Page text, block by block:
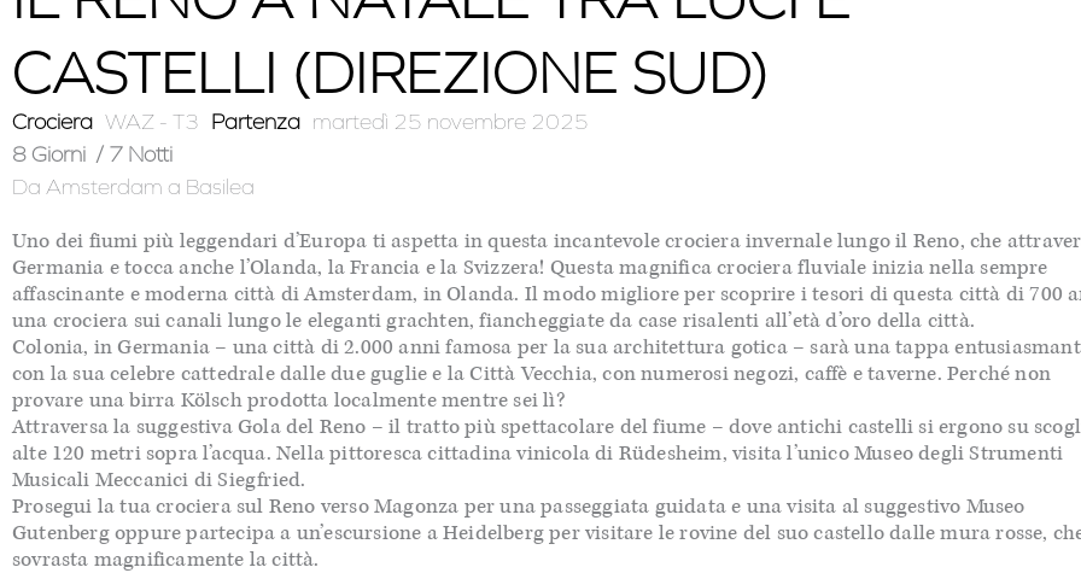
CASTELLI (DIREZIONE SUD)
Crociera WAZ - T3 Partenza martedì 25 novembre 2025
8 Giorni / 7 Notti
Da Amsterdam a Basilea
Uno dei fiumi più leggendari d’Europa ti aspetta in questa incantevole crociera invernale lungo il Reno, che
Germania e tocca anche l’Olanda, la Francia e la Svizzera! Questa magnifica crociera fluviale inizia nella sempre
affascinante e moderna città di Amsterdam, in Olanda. Il modo migliore per scoprire i tesori di questa città di 700
una crociera sui canali lungo le eleganti grachten, fiancheggiate da case risalenti all’età d’oro della città.
Colonia, in Germania – una città di 2.000 anni famosa per la sua architettura gotica – sarà una tappa
con la sua celebre cattedrale dalle due guglie e la Città Vecchia, con numerosi negozi, caffè e taverne. Perché non
provare una birra Kölsch prodotta localmente mentre sei lì?
Attraversa la suggestiva Gola del Reno – il tratto più spettacolare del fiume – dove antichi castelli si ergono su
alte 120 metri sopra l’acqua. Nella pittoresca cittadina vinicola di Rüdesheim, visita l’unico Museo degli Strumenti
Musicali Meccanici di Siegfried.
Prosegui la tua crociera sul Reno verso Magonza per una passeggiata guidata e una visita al suggestivo Museo
Gutenberg oppure partecipa a un’escursione a Heidelberg per visitare le rovine del suo castello dalle mura rosse,
sovrasta magnificamente la città.